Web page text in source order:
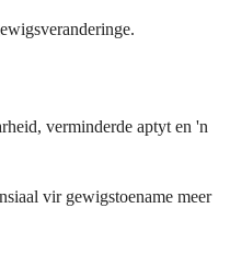
verminderde aptyt en 'n
vir gewigstoename meer